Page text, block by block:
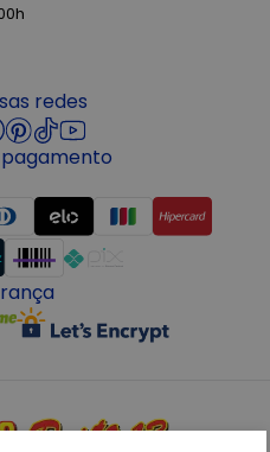
redes